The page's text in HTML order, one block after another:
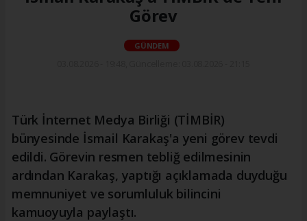
Görev
GÜNDEM
Türk İnternet Medya Birliği (TİMBİR)
bünyesinde İsmail Karakaş'a yeni görev tevdi
edildi. Görevin resmen tebliğ edilmesinin
ardından Karakaş, yaptığı açıklamada duyduğu
memnuniyet ve sorumluluk bilincini
kamuoyuyla paylaştı.